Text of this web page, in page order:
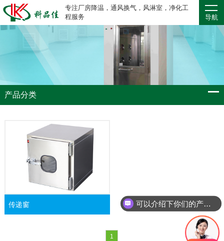
专注厂房降温，通风换气，风淋室，净化工
程服务
导航
产品分类
传递窗
1
可以介绍下你们的产品么